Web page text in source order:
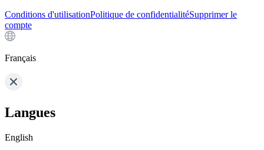
Conditions d'utilisationPolitique de confidentialitéSupprimer le
compte
Français
Langues
English